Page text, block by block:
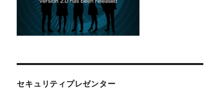
セキュリティプレゼンター